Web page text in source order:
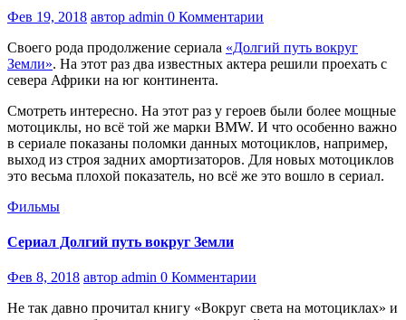
Фев 19, 2018 автор admin 0 Комментарии
Своего рода продолжение сериала «Долгий путь вокруг
Земли». На этот раз два известных актера решили проехать с
севера Африки на юг континента.
Смотреть интересно. На этот раз у героев были более мощные
мотоциклы, но всё той же марки BMW. И что особенно важно
в сериале показаны поломки данных мотоциклов, например,
выход из строя задних амортизаторов. Для новых мотоциклов
это весьма плохой показатель, но всё же это вошло в сериал.
Фильмы
Сериал Долгий путь вокруг Земли
Фев 8, 2018 автор admin 0 Комментарии
Не так давно прочитал книгу «Вокруг света на мотоциклах» и